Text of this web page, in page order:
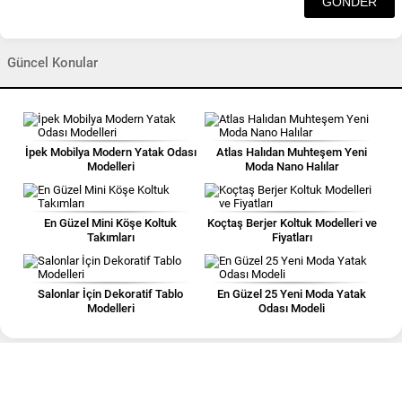
Güncel Konular
İpek Mobilya Modern Yatak Odası
Modelleri
Atlas Halıdan Muhteşem Yeni
Moda Nano Halılar
En Güzel Mini Köşe Koltuk
Takımları
Koçtaş Berjer Koltuk Modelleri ve
Fiyatları
Salonlar İçin Dekoratif Tablo
Modelleri
En Güzel 25 Yeni Moda Yatak
Odası Modeli